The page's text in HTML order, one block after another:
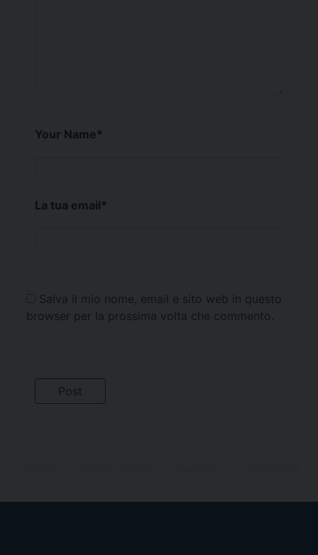
Your Name*
La tua email*
Salva il mio nome, email e sito web in questo
browser per la prossima volta che commento.